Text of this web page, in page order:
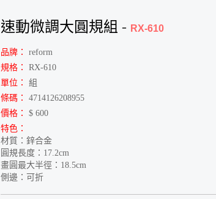
速動微調大圓規組 - RX-610
品牌：
reform
規格：
RX-610
單位：
組
條碼：
4714126208955
價格：
$ 600
特色：
材質：鋅合金
圓規長度：17.2cm
畫圓最大半徑：18.5cm
側邊：可折